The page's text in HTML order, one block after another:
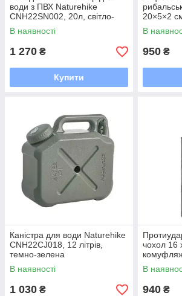
води з ПВХ Naturehike
CNH22SN002, 20л, світло-
коричневий
В наявності
1 270 ₴
Купити
20×5×2
В
950 ₴
Каністра для води Naturehike
CNH22CJ018, 12 літрів,
темно-зелена
В наявності
1 030 ₴
чохол 16
В
940 ₴